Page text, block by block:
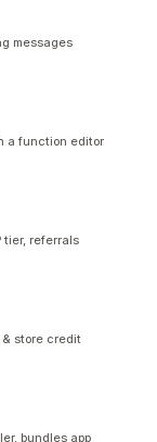
messages
a function editor
tier, referrals
& store credit
bundles app